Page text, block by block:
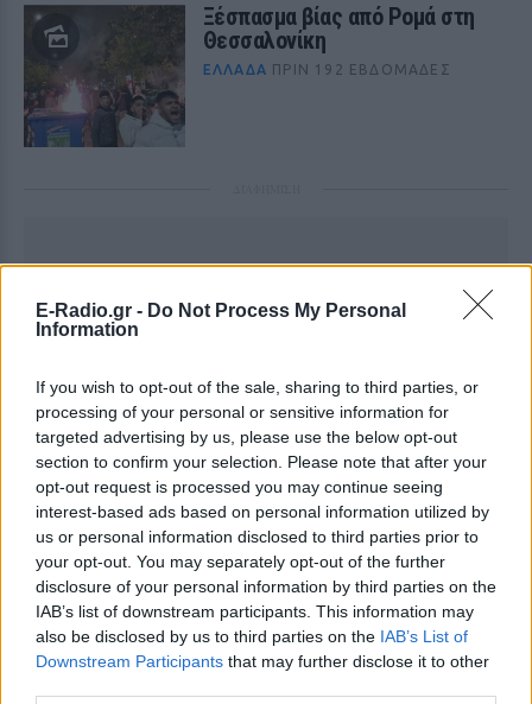
E-Radio.gr - Do Not Process My Personal
Information
If you wish to opt-out of the sale, sharing to third parties, or
processing of your personal or sensitive information for
targeted advertising by us, please use the below opt-out
section to confirm your selection. Please note that after your
opt-out request is processed you may continue seeing
interest-based ads based on personal information utilized by
us or personal information disclosed to third parties prior to
your opt-out. You may separately opt-out of the further
disclosure of your personal information by third parties on the
IAB’s list of downstream participants. This information may
also be disclosed by us to third parties on the IAB’s List of
Downstream Participants that may further disclose it to other
Ξέσπασμα βίας από Ρομά στη
Θεσσαλονίκη
ΕΛΛΆΔΑ ΠΡΙΝ 192 ΕΒΔΟΜΆΔΕΣ